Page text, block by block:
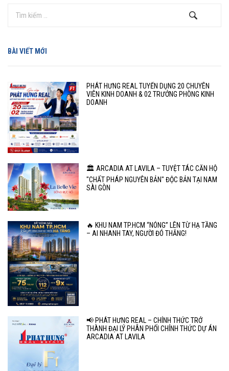
BÀI VIẾT MỚI
PHÁT HƯNG REAL TUYỂN DỤNG 20 CHUYÊN
VIÊN KINH DOANH & 02 TRƯỞNG PHÒNG KINH
DOANH
🏛️ ARCADIA AT LAVILA – TUYỆT TÁC CĂN HỘ
"CHẤT PHÁP NGUYÊN BẢN" ĐỘC BẢN TẠI NAM
SÀI GÒN
🔥 KHU NAM TP.HCM “NÓNG” LÊN TỪ HẠ TẦNG
– AI NHANH TAY, NGƯỜI ĐÓ THẮNG!
📢 PHÁT HƯNG REAL – CHÍNH THỨC TRỞ
THÀNH ĐẠI LÝ PHÂN PHỐI CHÍNH THỨC DỰ ÁN
ARCADIA AT LAVILA